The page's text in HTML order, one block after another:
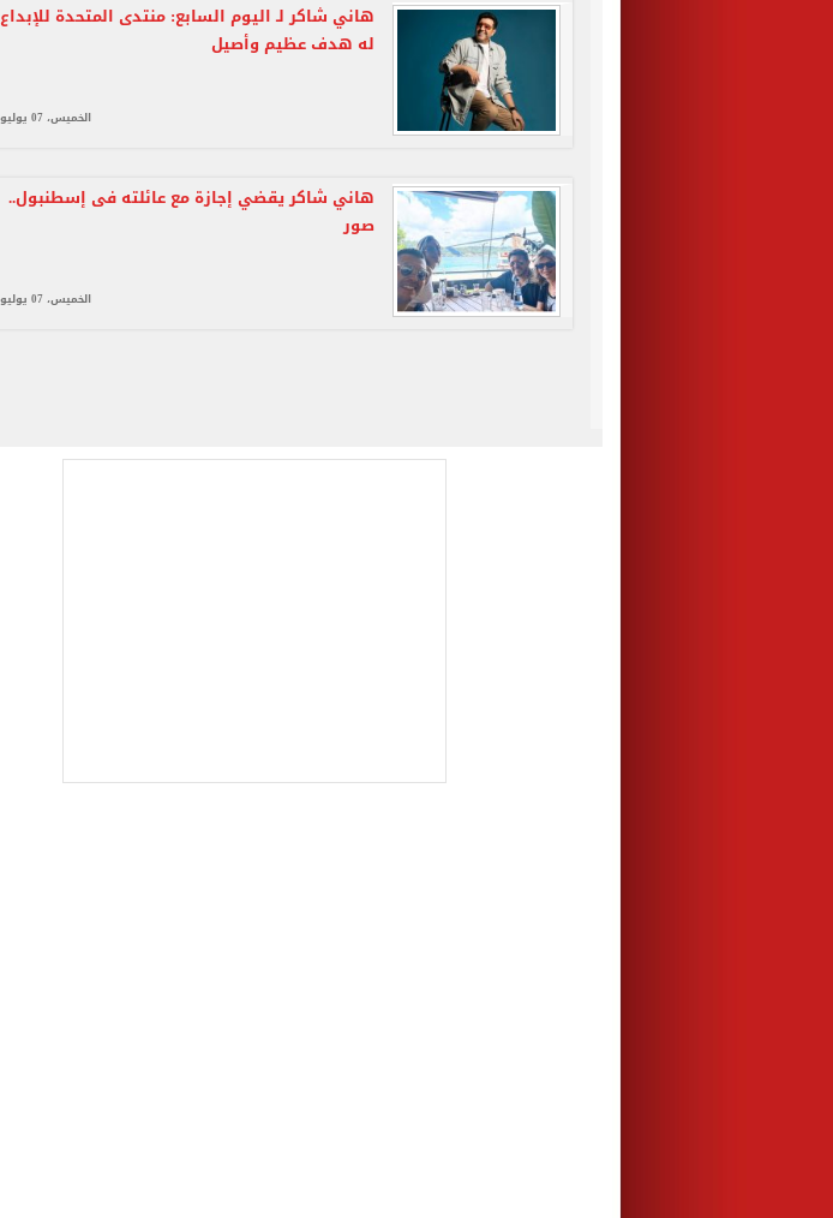
هاني شاكر لـ اليوم السابع: منتدى المتحدة للإبداع
له هدف عظيم وأصيل
الخميس، 07 يوليو 2022 11:34 م
هاني شاكر يقضي إجازة مع عائلته فى إسطنبول..
صور
الخميس، 07 يوليو 2022 02:42 م